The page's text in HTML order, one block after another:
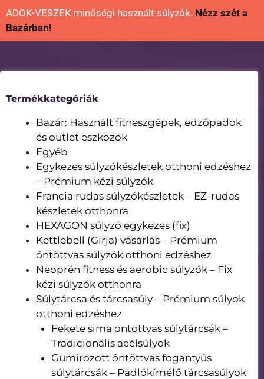
ADOK-VESZEK minőségi használt súlyzók. Nézz szét a
Bazárban!
Termékkategóriák
Bazár: Használt fitneszgépek, edzőpadok
és outlet eszközök
Egyéb
Egykezes súlyzókészletek otthoni edzéshez
– Prémium kézi súlyzók
Francia rudas súlyzókészletek – EZ-rudas
készletek otthonra
HEXAGON súlyzó egykezes (fix)
Kettlebell (Girja) vásárlás – Prémium
öntöttvas súlyzók otthoni edzéshez
Neoprén fitness és aerobic súlyzók – Fix
kézi súlyzók otthonra
Súlytárcsa és tárcsasúly – Prémium súlyok
otthoni edzéshez
Fekete sima öntöttvas súlytárcsák –
Tradicionális acélsúlyok
Gumírozott öntöttvas fogantyús
súlytárcsák – Padlókímélő tárcsasúlyok